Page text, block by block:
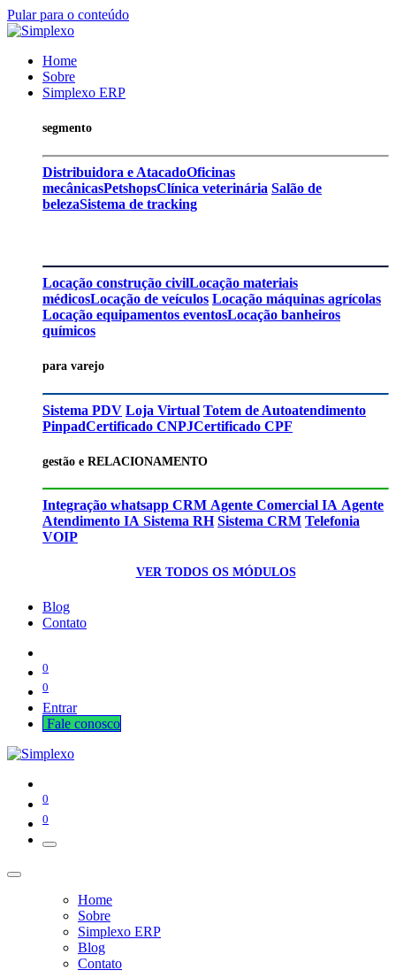
Pular para o conteúdo
Home
Sobre
Simplexo ERP
segmento
Distribuidora e AtacadoOficinas
mecânicasPetshopsClínica veterinária Salão de
belezaSistema de tracking
Locação construção civilLocação materiais
médicosLocação de veículos Locação máquinas agrícolas
Locação equipamentos eventosLocação banheiros
químicos
para varejo
Sistema PDV Loja Virtual Totem de Autoatendimento
PinpadCertificado CNPJCertificado CPF
gestão e RELACIONAMENTO
Integração whatsapp CRM Agente Comercial IA Agente
Atendimento IA Sistema RH Sistema CRM Telefonia
VOIP
VER TODOS OS MÓDULOS
Blog
Contato
0
0
Entrar
Fale cono​​​​​​​​sco
0
0
Home
Sobre
Simplexo ERP
Blog
Contato